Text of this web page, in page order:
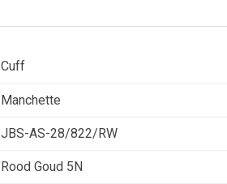
Cuff
Manchette
JBS-AS-28/822/RW
Rood Goud 5N